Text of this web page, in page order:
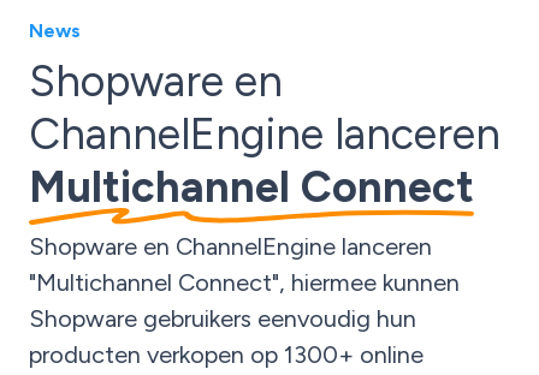
News
Shopware en
ChannelEngine lanceren
Multichannel Connect
Shopware en ChannelEngine lanceren
"Multichannel Connect", hiermee kunnen
Shopware gebruikers eenvoudig hun
producten verkopen op 1300+ online